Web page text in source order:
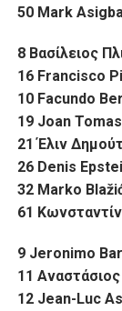
50 Mark
8 Βασίλειος
16 Francisco
10 Facundo
19 Joan Tomas
21 Έλιν
26 Denis
32 Marko
61
9 Jeronimo
11
12 Jean-Luc